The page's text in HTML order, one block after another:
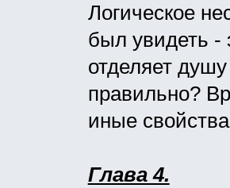
Логическое
был увидеть -
отделяет
правильно?
иные
Глава 4.